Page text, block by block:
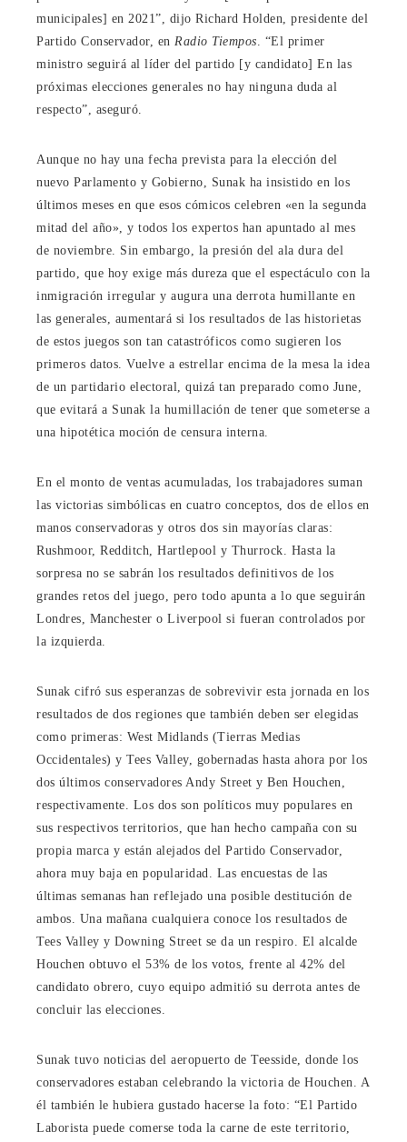
municipales] en 2021”, dijo Richard Holden, presidente del
Partido Conservador, en Radio Tiempos . “El primer
ministro seguirá al líder del partido [y candidato] En las
próximas elecciones generales no hay ninguna duda al
respecto”, aseguró.
Aunque no hay una fecha prevista para la elección del
nuevo Parlamento y Gobierno, Sunak ha insistido en los
últimos meses en que esos cómicos celebren «en la segunda
mitad del año», y todos los expertos han apuntado al mes
de noviembre. Sin embargo, la presión del ala dura del
partido, que hoy exige más dureza que el espectáculo con la
inmigración irregular y augura una derrota humillante en
las generales, aumentará si los resultados de las historietas
de estos juegos son tan catastróficos como sugieren los
primeros datos. Vuelve a estrellar encima de la mesa la idea
de un partidario electoral, quizá tan preparado como June,
que evitará a Sunak la humillación de tener que someterse a
una hipotética moción de censura interna.
En el monto de ventas acumuladas, los trabajadores suman
las victorias simbólicas en cuatro conceptos, dos de ellos en
manos conservadoras y otros dos sin mayorías claras:
Rushmoor, Redditch, Hartlepool y Thurrock. Hasta la
sorpresa no se sabrán los resultados definitivos de los
grandes retos del juego, pero todo apunta a lo que seguirán
Londres, Manchester o Liverpool si fueran controlados por
la izquierda.
Sunak cifró sus esperanzas de sobrevivir esta jornada en los
resultados de dos regiones que también deben ser elegidas
como primeras: West Midlands (Tierras Medias
Occidentales) y Tees Valley, gobernadas hasta ahora por los
dos últimos conservadores Andy Street y Ben Houchen,
respectivamente. Los dos son políticos muy populares en
sus respectivos territorios, que han hecho campaña con su
propia marca y están alejados del Partido Conservador,
ahora muy baja en popularidad. Las encuestas de las
últimas semanas han reflejado una posible destitución de
ambos. Una mañana cualquiera conoce los resultados de
Tees Valley y Downing Street se da un respiro. El alcalde
Houchen obtuvo el 53% de los votos, frente al 42% del
candidato obrero, cuyo equipo admitió su derrota antes de
concluir las elecciones.
Sunak tuvo noticias del aeropuerto de Teesside, donde los
conservadores estaban celebrando la victoria de Houchen. A
él también le hubiera gustado hacerse la foto: “El Partido
Laborista puede comerse toda la carne de este territorio,